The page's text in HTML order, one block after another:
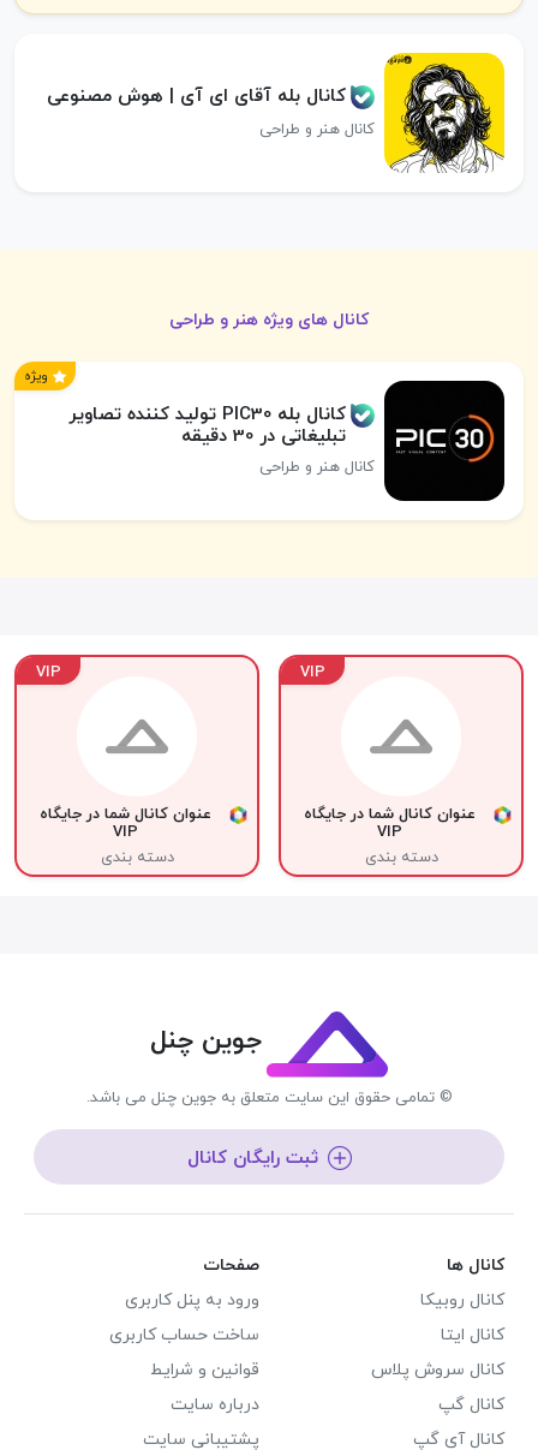
کانال بله آقای ای آی | هوش مصنوعی
کانال هنر و طراحی
کانال های ویژه هنر و طراحی
ویژه
کانال بله PIC30 تولید کننده تصاویر
تبلیغاتی در 30 دقیقه
کانال هنر و طراحی
VIP
عنوان کانال شما در جایگاه
VIP
دسته بندی
VIP
عنوان کانال شما در جایگاه
VIP
دسته بندی
جوین چنل
© تمامی حقوق این سایت متعلق به جوین چنل می باشد.
ثبت رایگان کانال
کانال ها
کانال روبیکا
کانال ایتا
کانال سروش پلاس
کانال گپ
کانال آی گپ
صفحات
ورود به پنل کاربری
ساخت حساب کاربری
قوانین و شرایط
درباره سایت
پشتیبانی سایت